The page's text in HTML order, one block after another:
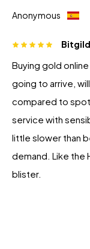
Anonymous
Buying gold
going to arrive,
compared to
service with
little slower than
demand. Like the
blister.